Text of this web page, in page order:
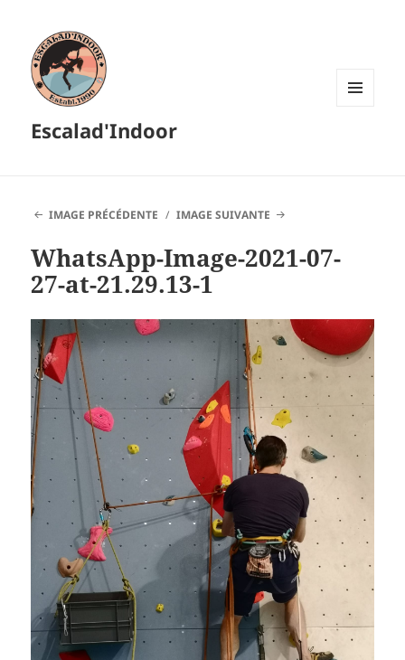
Escalad'Indoor
IMAGE PRÉCÉDENTE IMAGE SUIVANTE
WhatsApp-Image-2021-07-
27-at-21.29.13-1